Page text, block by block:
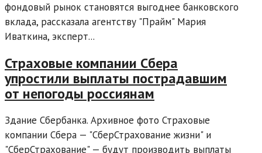
фондовый рынок становятся выгоднее банковского
вклада, рассказала агентству "Прайм" Мария
Иваткина, эксперт...
Страховые компании Сбера
упростили выплаты пострадавшим
от непогоды россиянам
Здание Сбербанка. Архивное фото Страховые
компании Сбера — "СберСтрахование жизни" и
"СберСтрахование" — будут производить выплаты